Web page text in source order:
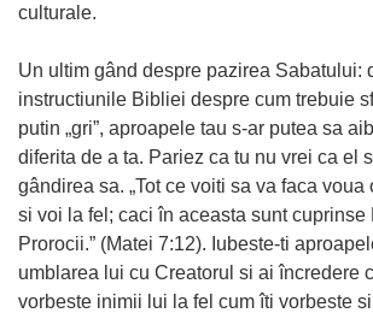
culturale.
Un ultim gând despre pazirea Sabatului:
instructiunile Bibliei despre cum trebuie
putin „gri”, aproapele tau s-ar putea sa
diferita de a ta. Pariez ca tu nu vrei ca el
gândirea sa. „Tot ce voiti sa va faca
si voi la fel; caci în aceasta sunt cuprinse
Prorocii.” (Matei 7:12). Iubeste-ti
umblarea lui cu Creatorul si ai încredere
vorbeste inimii lui la fel cum îti vorbeste